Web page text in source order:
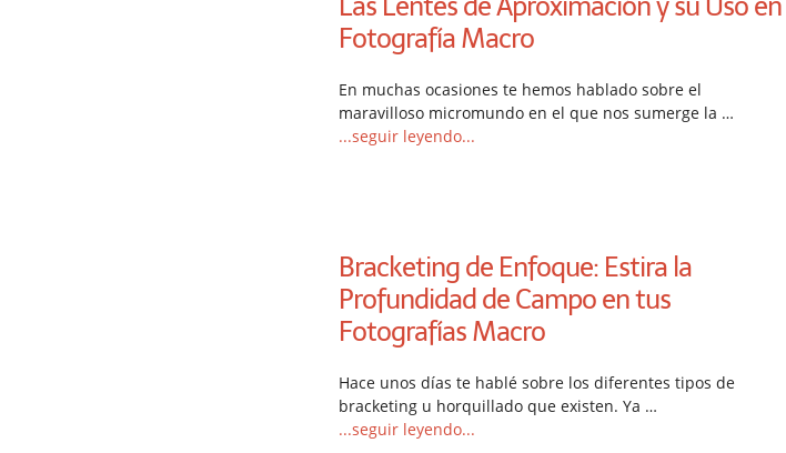
Las Lentes de Aproximación y su Uso en
Fotografía Macro
En muchas ocasiones te hemos hablado sobre el
maravilloso micromundo en el que nos sumerge la …
...seguir leyendo...
Bracketing de Enfoque: Estira la
Profundidad de Campo en tus
Fotografías Macro
Hace unos días te hablé sobre los diferentes tipos de
bracketing u horquillado que existen. Ya …
...seguir leyendo...